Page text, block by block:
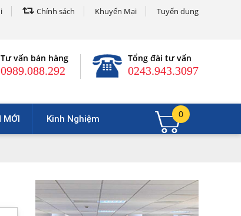
Chính sách Khuyến Mại Tuyển dụng
Tư vấn bán hàng
0989.088.292
Tổng đài tư vấn
0243.943.3097
MỚI Kinh Nghiệm 0